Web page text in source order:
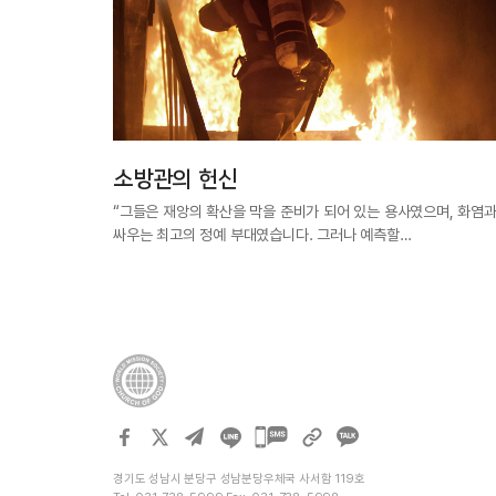
소방관의 헌신
“그들은 재앙의 확산을 막을 준비가 되어 있는 용사였으며, 화염과
싸우는 최고의 정예 부대였습니다. 그러나 예측할…
카카오톡
경기도 성남시 분당구 성남분당우체국 사서함 119호